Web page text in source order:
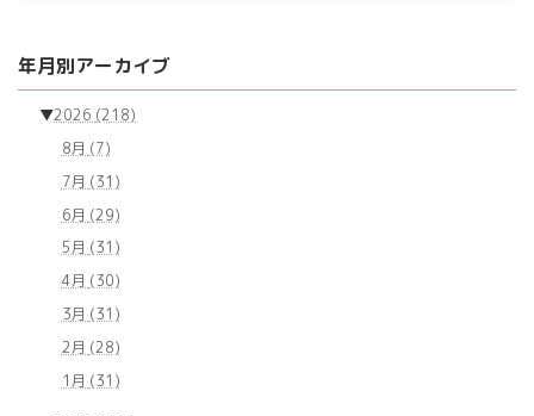
年月別アーカイブ
▼2026 (218)
8月 (7)
7月 (31)
6月 (29)
5月 (31)
4月 (30)
3月 (31)
2月 (28)
1月 (31)